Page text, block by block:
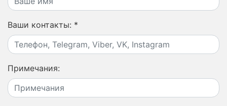
Ваши контакты: *
Примечания: